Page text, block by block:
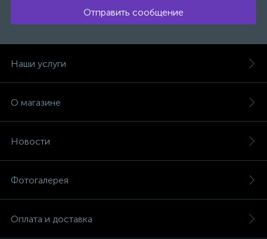
Отправить сообщение
Наши услуги
О магазине
Новости
Фотогалерея
Оплата и доставка